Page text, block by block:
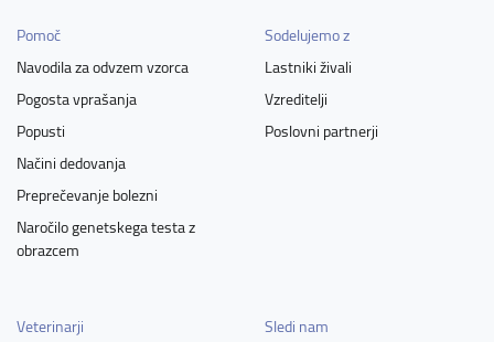
Pomoč
Navodila za odvzem vzorca
Pogosta vprašanja
Popusti
Načini dedovanja
Preprečevanje bolezni
Naročilo genetskega testa z
obrazcem
Sodelujemo z
Lastniki živali
Vzreditelji
Poslovni partnerji
Veterinarji
Sledi nam